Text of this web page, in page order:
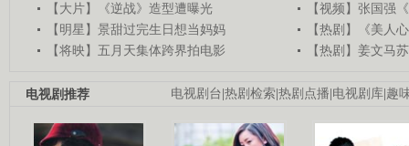
【大片】《逆战》造型遭曝光
【视频】张国强
【明星】景甜过完生日想当妈妈
【热剧】《美人
【将映】五月天集体跨界拍电影
【热剧】姜文马
电视剧台 热剧检索 热剧点播 电视剧库 趣
电视剧推荐